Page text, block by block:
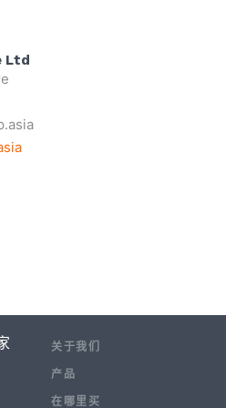
Ltd
关于我们
产品
在哪里买